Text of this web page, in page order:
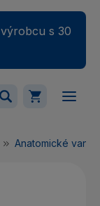
s 30
prázdny.
Anatomické